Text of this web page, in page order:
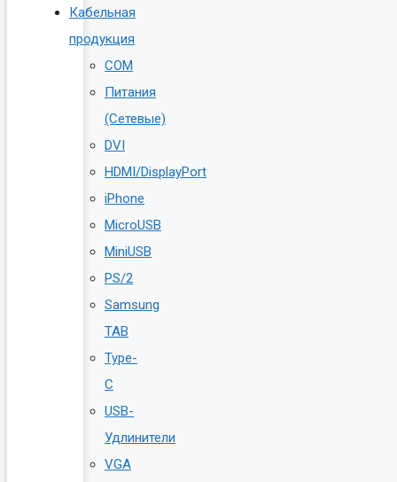
Кабельная
продукция
COM
Питания
(Сетевые)
DVI
HDMI/DisplayPort
iPhone
MicroUSB
MiniUSB
PS/2
Samsung
TAB
Type-
C
USB-
Удлинители
VGA